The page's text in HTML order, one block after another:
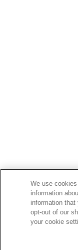
We use
information
information
opt-out of our
your cookie